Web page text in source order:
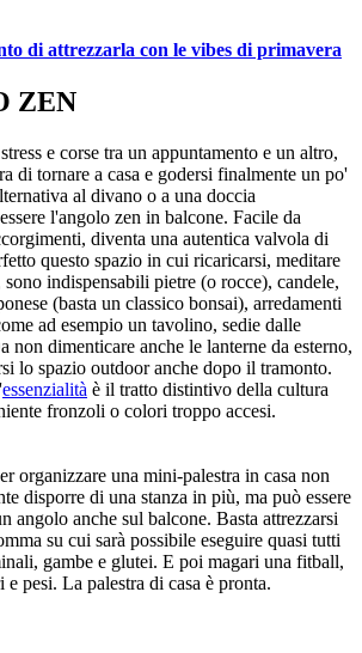
di attrezzarla con le vibes di primavera
ZEN
e corse tra un appuntamento e un altro,
di tornare a casa e godersi finalmente un po'
al divano o a una doccia
l'angolo zen in balcone. Facile da
diventa una autentica valvola di
questo spazio in cui ricaricarsi, meditare
indispensabili pietre (o rocce), candele,
(basta un classico bonsai), arredamenti
ad esempio un tavolino, sedie dalle
non dimenticare anche le lanterne da esterno,
lo spazio outdoor anche dopo il tramonto.
essenzialità è il tratto distintivo della cultura
fronzoli o colori troppo accesi.
organizzare una mini-palestra in casa non
disporre di una stanza in più, ma può essere
angolo anche sul balcone. Basta attrezzarsi
su cui sarà possibile eseguire quasi tutti
gambe e glutei. E poi magari una fitball,
pesi. La palestra di casa è pronta.